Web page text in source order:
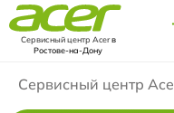
Сервисный центр Acerв
Ростове-на-Дону
Сервисный центр